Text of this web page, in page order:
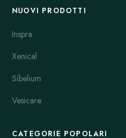
NUOVI PRODOTTI
Inspra
Xenical
Sibelium
Vesicare
CATEGORIE POPOLARI